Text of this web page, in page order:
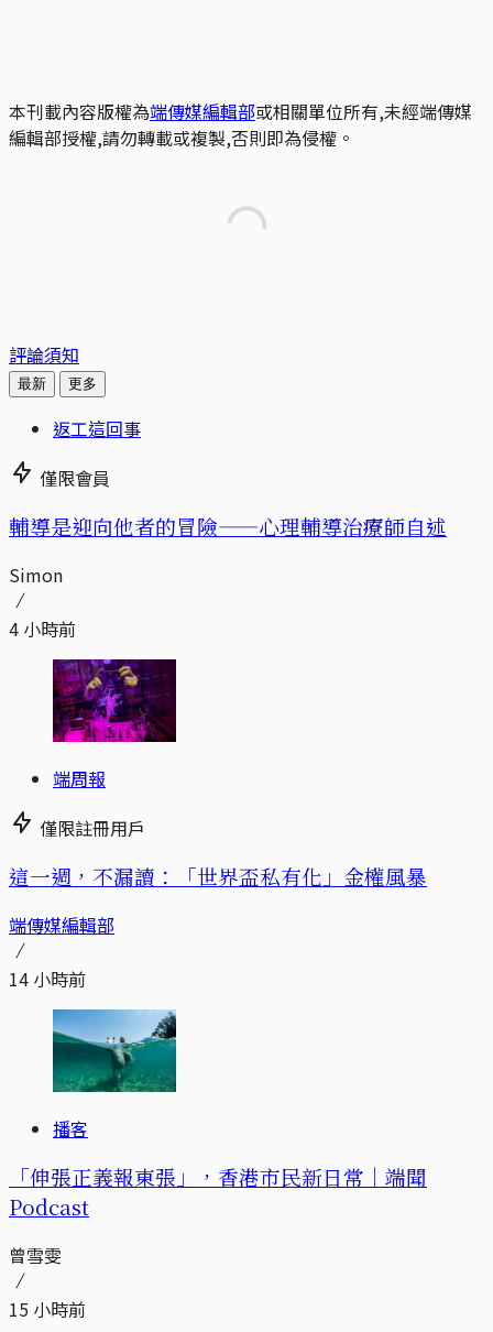
本刊載內容版權為端傳媒編輯部或相關單位所有,未經端傳媒
編輯部授權,請勿轉載或複製,否則即為侵權。
評論須知
最新 更多
返工這回事
僅限會員
輔導是迎向他者的冒險——心理輔導治療師自述
Simon
4 小時前
端周報
僅限註冊用戶
這一週，不漏讀：「世界盃私有化」金權風暴
端傳媒編輯部
14 小時前
播客
「伸張正義報東張」，香港市民新日常｜端聞
Podcast
曾雪雯
15 小時前